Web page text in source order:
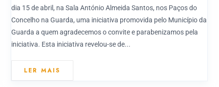
dia 15 de abril, na Sala António Almeida Santos, nos Paços do
Concelho na Guarda, uma iniciativa promovida pelo Município da
Guarda a quem agradecemos o convite e parabenizamos pela
iniciativa. Esta iniciativa revelou-se de...
LER MAIS